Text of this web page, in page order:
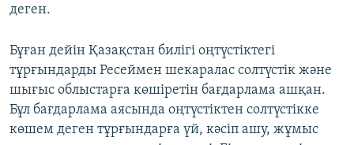
деген.
Бұған дейін Қазақстан билігі оңтүстіктегі
тұрғындарды Ресеймен шекаралас солтүстік және
шығыс облыстарға көшіретін бағдарлама ашқан.
Бұл бағдарлама аясында оңтүстіктен солтүстікке
көшем деген тұрғындарға үй, кәсіп ашу, жұмыс